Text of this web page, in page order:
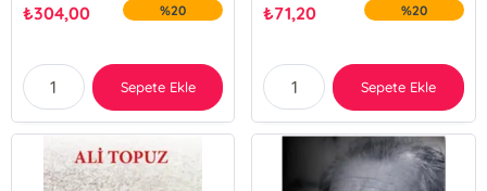
₺304,00 %20
Sepete Ekle
₺71,20 %20
Sepete Ekle